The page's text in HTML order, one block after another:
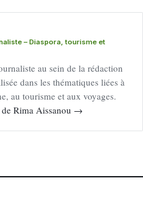
– Diaspora, tourisme et
au sein de la rédaction
dans les thématiques liées à
au tourisme et aux voyages.
Rima Aissanou →